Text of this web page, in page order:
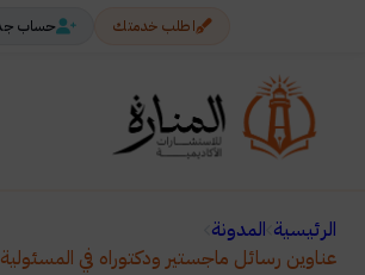
اطلب خدمتك حساب
الرئيسية المدونة
عناوين رسائل ماجستير ودكتوراه في المسئولية